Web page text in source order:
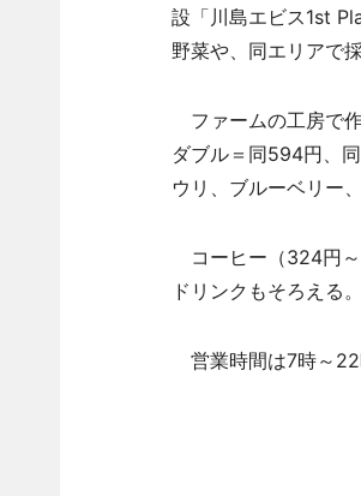
設「川島エビス1st
野菜や、同エリアで
ファームの工房で
ダブル＝同594円、
ウリ、ブルーベリー
コーヒー（324円～
ドリンクもそろえる。
営業時間は7時～22